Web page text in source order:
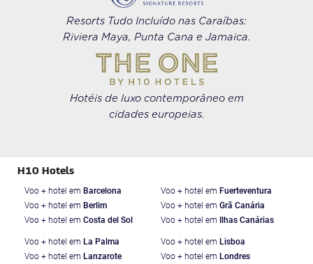
Resorts Tudo Incluído nas Caraíbas:
Riviera Maya, Punta Cana e Jamaica.
Hotéis de luxo contemporâneo em
cidades europeias.
H10 Hotels
Voo + hotel em Barcelona
Voo + hotel em Berlim
Voo + hotel em Costa del Sol
Voo + hotel em Fuerteventura
Voo + hotel em Grã Canária
Voo + hotel em Ilhas Canárias
Voo + hotel em La Palma
Voo + hotel em Lanzarote
Voo + hotel em Lisboa
Voo + hotel em Londres